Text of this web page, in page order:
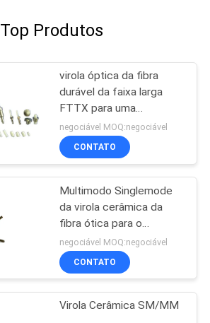
Top Produtos
virola óptica da fibra
durável da faixa larga
FTTX para uma
comunicação da rede de
dados
negociável MOQ:negociável
CONTATO
Multimodo Singlemode
da virola cerâmica da
fibra ótica para o
conector de
LC/SC/ST/FC
negociável MOQ:negociável
CONTATO
Virola Cerâmica SM/MM